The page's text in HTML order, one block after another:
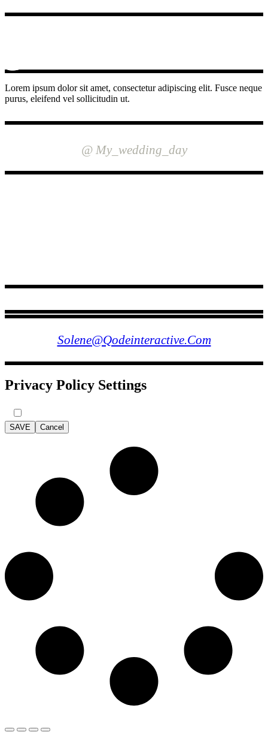
Lorem ipsum dolor sit amet, consectetur adipiscing elit. Fusce neque
purus, eleifend vel sollicitudin ut.
@ My_wedding_day
Solene@qodeinteractive.com
Privacy Policy Settings
SAVE Cancel